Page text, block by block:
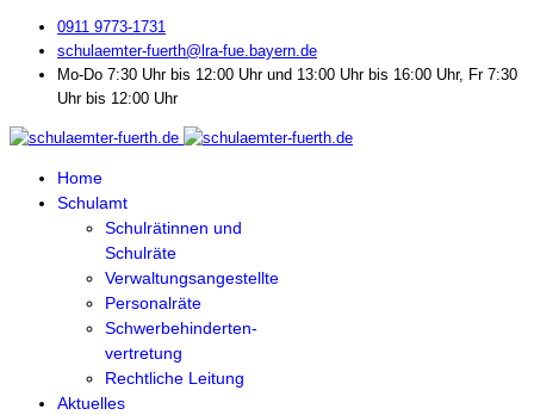
0911 9773-1731
schulaemter-fuerth@lra-fue.bayern.de
Mo-Do 7:30 Uhr bis 12:00 Uhr und 13:00 Uhr bis 16:00 Uhr, Fr 7:30
Uhr bis 12:00 Uhr
Home
Schulamt
Schulrätinnen und
Schulräte
Verwaltungsangestellte
Personalräte
Schwerbehinderten-
vertretung
Rechtliche Leitung
Aktuelles